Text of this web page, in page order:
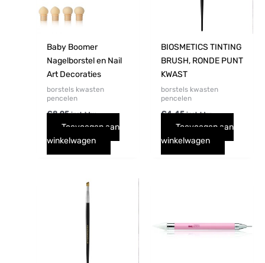
Baby Boomer
Nagelborstel en Nail
Art Decoraties
borstels kwasten
pencelen
€8,95 incl. btw
Toevoegen aan
winkelwagen
BIOSMETICS TINTING
BRUSH, RONDE PUNT
KWAST
borstels kwasten
pencelen
€4,45 incl. btw
Toevoegen aan
winkelwagen